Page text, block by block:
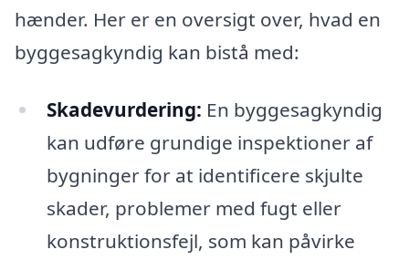
hænder. Her er en oversigt over, hvad en
byggesagkyndig kan bistå med:
Skadevurdering: En byggesagkyndig
kan udføre grundige inspektioner af
bygninger for at identificere skjulte
skader, problemer med fugt eller
konstruktionsfejl, som kan påvirke